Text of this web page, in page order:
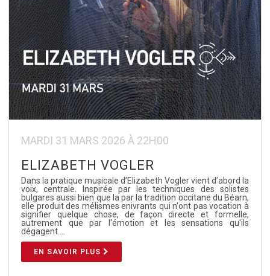
MARDI 31 MARS 2026 À 22H00
ELIZABETH VOGLER
Dans la pratique musicale d’Elizabeth Vogler vient d’abord la
voix, centrale. Inspirée par les techniques des solistes
bulgares aussi bien que la par la tradition occitane du Béarn,
elle produit des mélismes enivrants qui n'ont pas vocation à
signifier quelque chose, de façon directe et formelle,
autrement que par l'émotion et les sensations qu'ils
dégagent.…
EN SAVOIR PLUS